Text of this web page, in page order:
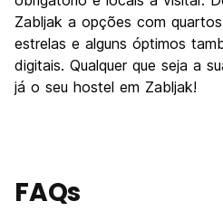
Zabljak a opções com
estrelas e alguns óptimos
digitais. Qualquer que seja a
já o seu hostel em Zabljak!
FAQs